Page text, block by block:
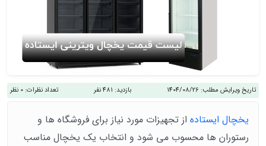
تاریخ ویرایش مطلب: 1404/08/26 بازدید: 481 نفر تعداد نظرات: 0 نظر
یخچال ایستاده از تجهیزات مورد نیاز برای فروشگاه‌ ها و
رستوران‌ ها محسوب می شود و انتخاب یک یخچال مناسب